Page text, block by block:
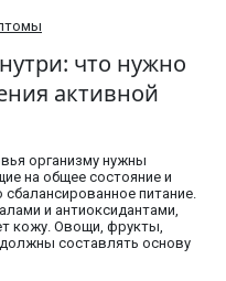
что нужно
активной
организму нужны
на общее состояние и
питание.
и антиоксидантами,
кожу. Овощи, фрукты,
составлять основу